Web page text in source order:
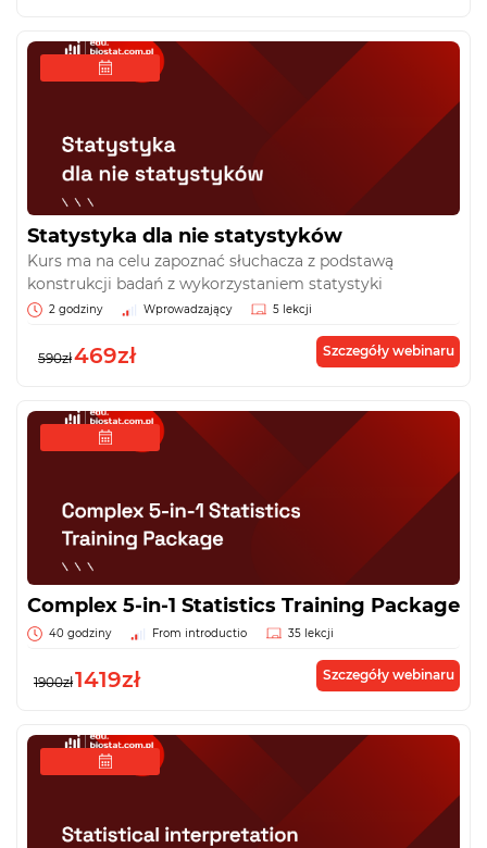
Statystyka dla nie statystyków
Kurs ma na celu zapoznać słuchacza z podstawą
konstrukcji badań z wykorzystaniem statystyki
2 godziny Wprowadzający 5 lekcji
590zł469zł Szczegóły webinaru
Complex 5-in-1 Statistics Training Package
40 godziny From introductio 35 lekcji
1900zł1419zł Szczegóły webinaru